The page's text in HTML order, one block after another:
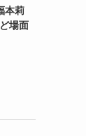
本莉
場面